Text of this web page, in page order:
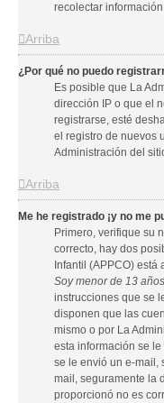
recolectar
Arriba
¿Por qué no puedo
Es posible que La
dirección IP o que el
registrarse, esté
el registro de nuevos
Administración del
Arriba
Me he registrado ¡y no me
Primero, verifique su
correcto, hay dos
Infantil (APPCO)
Soy menor de 13 años
instrucciones que se
disponen que las
mismo o por La
esta información se
se le envió un e-mail,
mail, seguramente la
proporcionó no es